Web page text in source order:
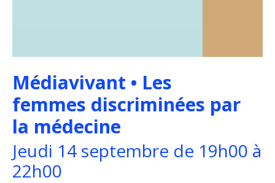
Médiavivant • Les
femmes discriminées par
la médecine
Jeudi 14 septembre de 19h00 à
22h00